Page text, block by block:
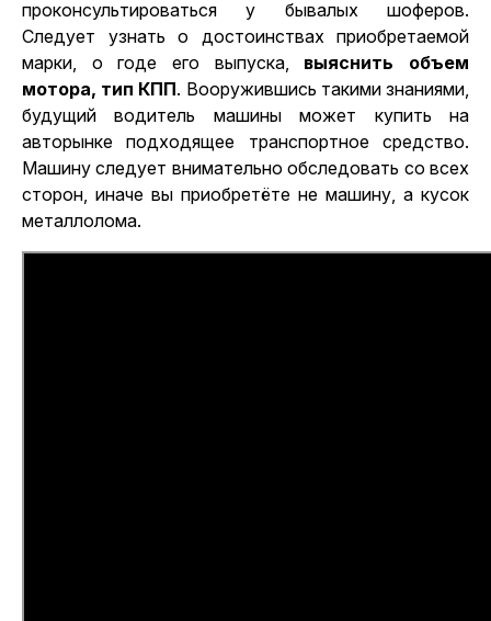
проконсультироваться у бывалых шоферов.
Следует узнать о достоинствах приобретаемой
марки, о годе его выпуска, выяснить объем
мотора, тип КПП. Вооружившись такими знаниями,
будущий водитель машины может купить на
авторынке подходящее транспортное средство.
Машину следует внимательно обследовать со всех
сторон, иначе вы приобретёте не машину, а кусок
металлолома.